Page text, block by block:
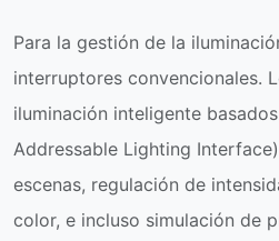
Para la gestión de la
interruptores convencionales.
iluminación inteligente
Addressable Lighting
escenas, regulación de
color, e incluso simulación de